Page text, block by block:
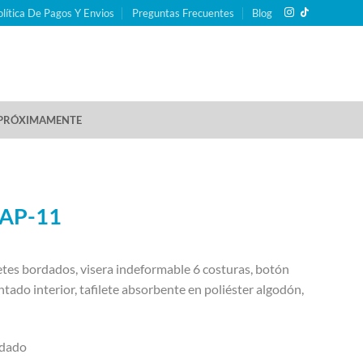
De Pagos Y Envios Preguntas Frecuentes Blog
11
bordados, visera indeformable 6 costuras, botón
interior, tafilete absorbente en poliéster algodón,